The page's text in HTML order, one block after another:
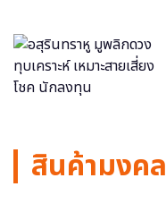
สินค้ามงคล